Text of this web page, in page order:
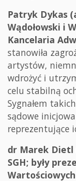
Patryk Dykas
Wądołowski i
Kancelaria
stanowiła
artystów,
wdrożyć i
celu stabilną
Sygnałem
sądowe
reprezentujące
dr Marek Dietl
SGH; były